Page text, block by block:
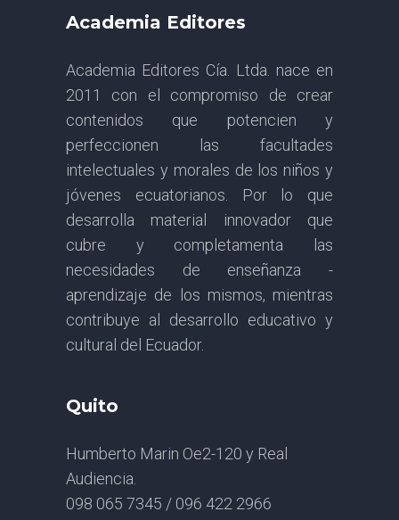
Academia Editores
Academia Editores Cía. Ltda. nace en
2011 con el compromiso de crear
contenidos que potencien y
perfeccionen las facultades
intelectuales y morales de los niños y
jóvenes ecuatorianos. Por lo que
desarrolla material innovador que
cubre y completamenta las
necesidades de enseñanza -
aprendizaje de los mismos, mientras
contribuye al desarrollo educativo y
cultural del Ecuador.
Quito
Humberto Marin Oe2-120 y Real
Audiencia.
098 065 7345 / 096 422 2966